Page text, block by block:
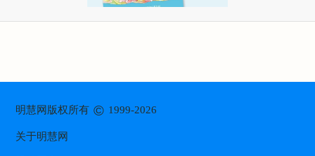
明慧网版权所有© 1999-2026
关于明慧网